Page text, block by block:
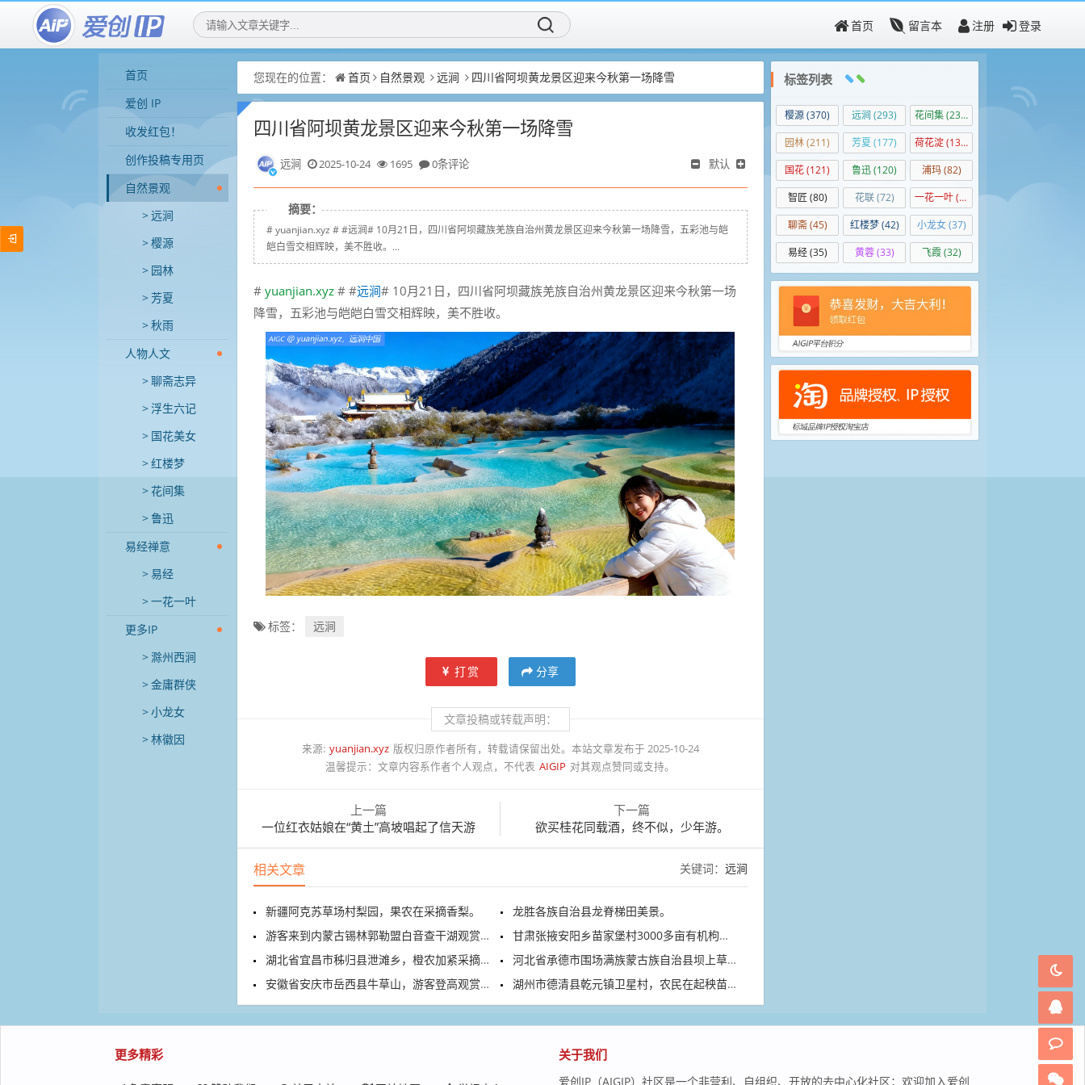
首页 留言本 注册 登录
首页
爱创 IP
收发红包！
创作投稿专用页
自然景观
远涧
樱源
园林
芳夏
秋雨
人物人文
聊斋志异
浮生六记
国花美女
红楼梦
花间集
鲁迅
易经禅意
易经
一花一叶
更多IP
滁州西涧
金庸群侠
小龙女
林徽因
您现在的位置： 首页 自然景观 远涧 四川省阿坝黄龙景区迎来今秋第一场降雪
四川省阿坝黄龙景区迎来今秋第一场降雪
远涧 2025-10-24 1695 0条评论 默认
摘要：
# yuanjian.xyz # #远涧# 10月21日，四川省阿坝藏族羌族自治州黄龙景区迎来今秋第一场降雪，五彩池与皑
皑白雪交相辉映，美不胜收。...
# yuanjian.xyz # #远涧# 10月21日，四川省阿坝藏族羌族自治州黄龙景区迎来今秋第一场
降雪，五彩池与皑皑白雪交相辉映，美不胜收。
标签： 远涧
打赏 分享
文章投稿或转载声明：
来源: yuanjian.xyz 版权归原作者所有，转载请保留出处。本站文章发布于 2025-10-24
温馨提示：文章内容系作者个人观点，不代表 AIGIP 对其观点赞同或支持。
上一篇
一位红衣姑娘在“黄土”高坡唱起了信天游
下一篇
欲买桂花同载酒，终不似，少年游。
相关文章 关键词： 远涧
新疆阿克苏草场村梨园，果农在采摘香梨。
龙胜各族自治县龙脊梯田美景。
游客来到内蒙古锡林郭勒盟白音查干湖观赏游玩
甘肃张掖安阳乡苗家堡村3000多亩有机枸杞进入头茬采摘季
湖北省宜昌市秭归县泄滩乡，橙农加紧采摘夏橙
河北省承德市围场满族蒙古族自治县坝上草原满目青翠
安徽省安庆市岳西县牛草山，游客登高观赏日出云海
湖州市德清县乾元镇卫星村，农民在起秧苗、插秧苗
标签列表
樱源(370) 远涧 (293) 花间集(237)
园林(211) 芳夏 (177) 荷花淀(139)
国花(121) 鲁迅(120) 浦玛(82)
智匠 (80) 花联(72) 一花一叶(50)
聊斋(45) 红楼梦(42) 小龙女(37)
易经(35) 黄蓉(33) 飞霞 (32)
更多精彩 关于我们
爱创IP（AIGIP）社区是一个非营利、自组织、开放的去中心化社区；欢迎加入爱创